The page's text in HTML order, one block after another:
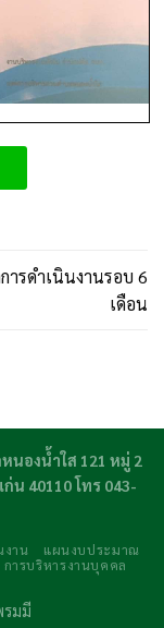
ารดำเนินงานรอบ 6
เดือน
นองน้ำใส 121 หมู่ 2
น 40110 โทร 043-
งาน
แผนงบประมาณ
การบริหารงานบุคคล
มมี